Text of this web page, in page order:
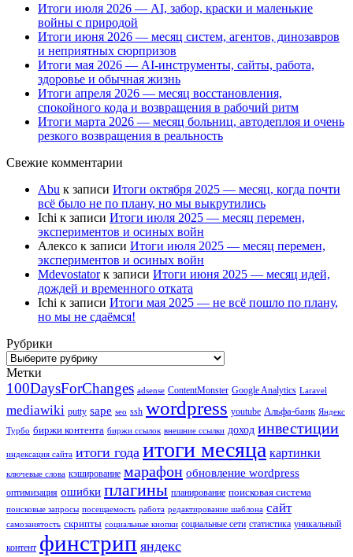
Итоги июля 2026 — AI, забор, краски и маленькие
войны с природой
Итоги июня 2026 — месяц систем, агентов, динозавров
и неприятных сюрпризов
Итоги мая 2026 — AI-инструменты, сайты, работа,
здоровье и обычная жизнь
Итоги апреля 2026 — месяц восстановления,
спокойного кода и возвращения в рабочий ритм
Итоги марта 2026 — месяц больниц, автодеплоя и очень
резкого возвращения в реальность
Свежие комментарии
Abu к записи Итоги октября 2025 — месяц, когда почти
всё было не по плану, но мы выкрутились
Ichi к записи Итоги июля 2025 — месяц перемен,
экспериментов и осиных войн
Алексо к записи Итоги июля 2025 — месяц перемен,
экспериментов и осиных войн
Mdevostatorк записи Итоги июня 2025 — месяц идей,
дождей и временного отката
Ichi к записи Итоги мая 2025 — не всё пошло по плану,
но мы не сдаёмся!
Рубрики
Рубрики
Метки
100DaysForChanges adsense ContentMonster Google Analytics Laravel
mediawiki putty sape seo ssh wordpress youtube Альфа-банк Яндекс
Турбо биржи контента биржи ссылок внешние ссылки доход инвестиции
индексация сайта итоги года итоги месяца картинки
ключевые слова кэширование марафон обновление wordpress
оптимизация ошибки плагины планирование поисковая система
поисковые запросы посещаемость работа редактирование шаблона сайт
самозанятость скрипты социальные кнопки социальные сети статистика уникальный
контент финстрип яндекс